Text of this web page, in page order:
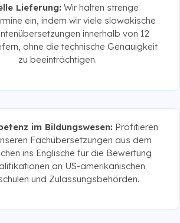
Lieferung: Wir halten strenge
ein, indem wir viele slowakische
innerhalb von 12
ohne die technische Genauigkeit
zu beeinträchtigen.
im Bildungswesen: Profitieren
Fachübersetzungen aus dem
ins Englische für die Bewertung
an US-amerikanischen
und Zulassungsbehörden.